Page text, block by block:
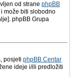
od strane phpBB
može biti slobodno
phpBB Grupa
posjeti phpBB Centar
ideje i/ili predložiti